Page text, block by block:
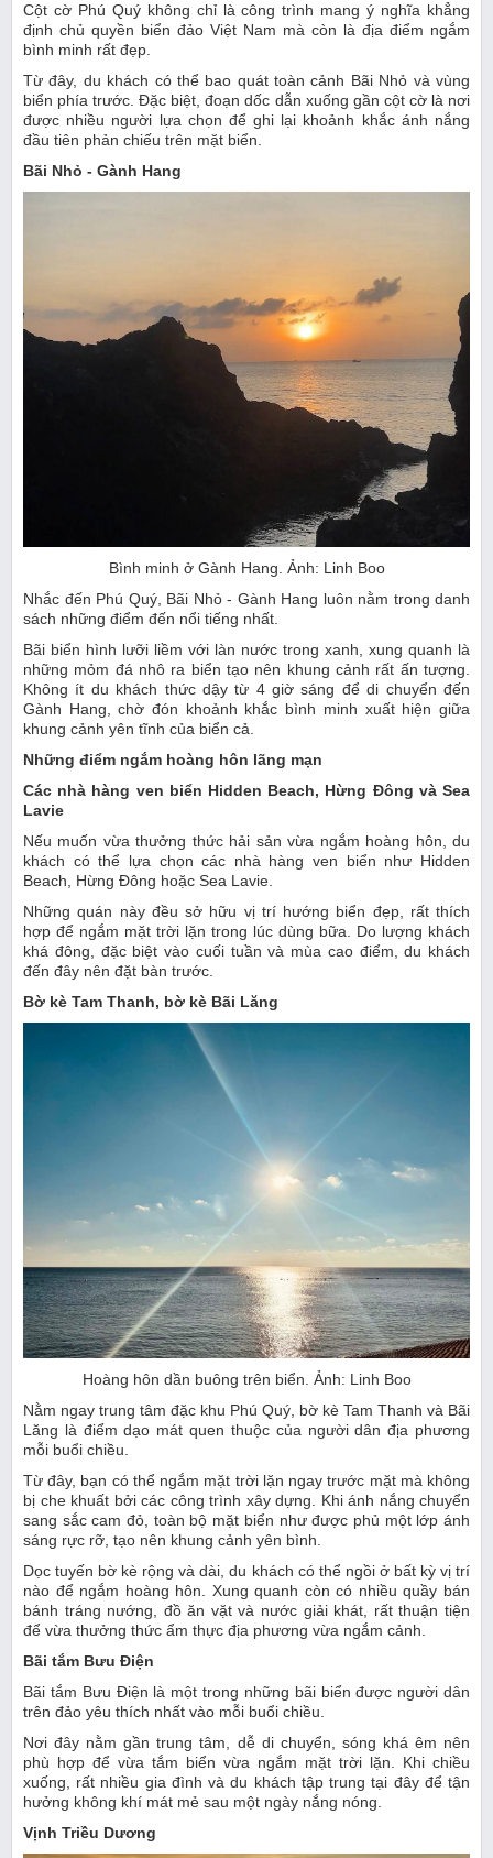
Cột cờ Phú Quý không chỉ là công trình mang ý nghĩa khẳng
định chủ quyền biển đảo Việt Nam mà còn là địa điểm ngắm
bình minh rất đẹp.
Từ đây, du khách có thể bao quát toàn cảnh Bãi Nhỏ và vùng
biển phía trước. Đặc biệt, đoạn dốc dẫn xuống gần cột cờ là nơi
được nhiều người lựa chọn để ghi lại khoảnh khắc ánh nắng
đầu tiên phản chiếu trên mặt biển.
Bãi Nhỏ - Gành Hang
Bình minh ở Gành Hang. Ảnh: Linh Boo
Nhắc đến Phú Quý, Bãi Nhỏ - Gành Hang luôn nằm trong danh
sách những điểm đến nổi tiếng nhất.
Bãi biển hình lưỡi liềm với làn nước trong xanh, xung quanh là
những mỏm đá nhô ra biển tạo nên khung cảnh rất ấn tượng.
Không ít du khách thức dậy từ 4 giờ sáng để di chuyển đến
Gành Hang, chờ đón khoảnh khắc bình minh xuất hiện giữa
khung cảnh yên tĩnh của biển cả.
Những điểm ngắm hoàng hôn lãng mạn
Các nhà hàng ven biển Hidden Beach, Hừng Đông và Sea
Lavie
Nếu muốn vừa thưởng thức hải sản vừa ngắm hoàng hôn, du
khách có thể lựa chọn các nhà hàng ven biển như Hidden
Beach, Hừng Đông hoặc Sea Lavie.
Những quán này đều sở hữu vị trí hướng biển đẹp, rất thích
hợp để ngắm mặt trời lặn trong lúc dùng bữa. Do lượng khách
khá đông, đặc biệt vào cuối tuần và mùa cao điểm, du khách
đến đây nên đặt bàn trước.
Bờ kè Tam Thanh, bờ kè Bãi Lăng
Hoàng hôn dần buông trên biển. Ảnh: Linh Boo
Nằm ngay trung tâm đặc khu Phú Quý, bờ kè Tam Thanh và Bãi
Lăng là điểm dạo mát quen thuộc của người dân địa phương
mỗi buổi chiều.
Từ đây, bạn có thể ngắm mặt trời lặn ngay trước mặt mà không
bị che khuất bởi các công trình xây dựng. Khi ánh nắng chuyển
sang sắc cam đỏ, toàn bộ mặt biển như được phủ một lớp ánh
sáng rực rỡ, tạo nên khung cảnh yên bình.
Dọc tuyến bờ kè rộng và dài, du khách có thể ngồi ở bất kỳ vị trí
nào để ngắm hoàng hôn. Xung quanh còn có nhiều quầy bán
bánh tráng nướng, đồ ăn vặt và nước giải khát, rất thuận tiện
để vừa thưởng thức ẩm thực địa phương vừa ngắm cảnh.
Bãi tắm Bưu Điện
Bãi tắm Bưu Điện là một trong những bãi biển được người dân
trên đảo yêu thích nhất vào mỗi buổi chiều.
Nơi đây nằm gần trung tâm, dễ di chuyển, sóng khá êm nên
phù hợp để vừa tắm biển vừa ngắm mặt trời lặn. Khi chiều
xuống, rất nhiều gia đình và du khách tập trung tại đây để tận
hưởng không khí mát mẻ sau một ngày nắng nóng.
Vịnh Triều Dương